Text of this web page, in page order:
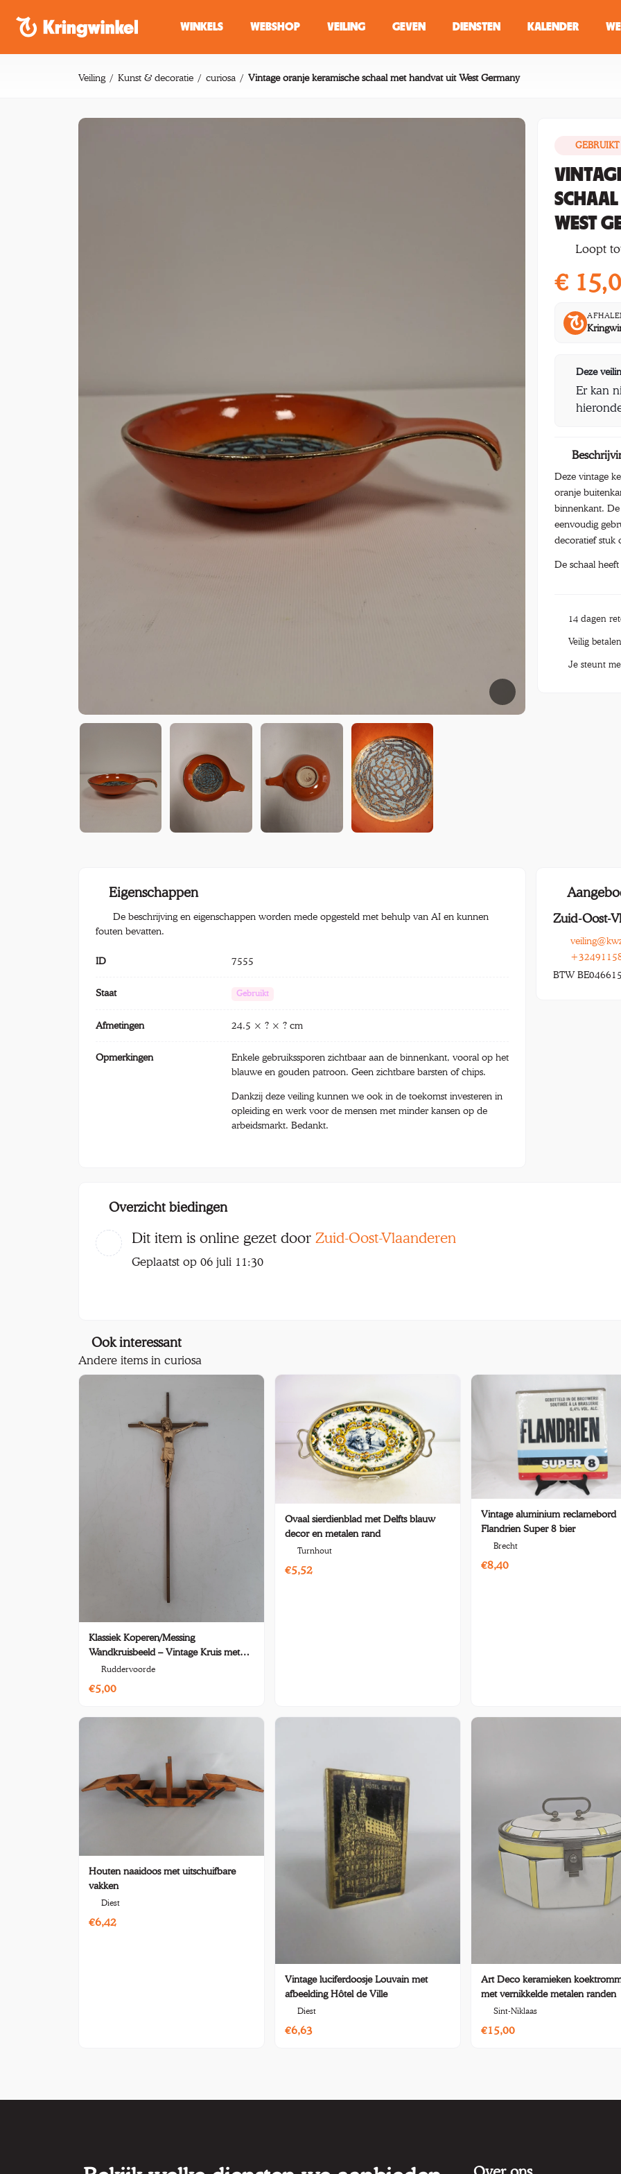
WINKELS
WEBSHOP VEILING GEVEN DIENSTEN KALENDER
ZOEKEN
Veiling Kunst & decoratie curiosa Vintage oranje keramische schaal met handvat uit West Germany
GEBRUIKT
WEST
Loopt
€
Deze
Er kan
Deze vintage
oranje
binnenkant.
eenvoudig
decoratief stuk
De schaal
14 dagen
Veilig betalen
Je steunt
Eigenschappen
De beschrijving en eigenschappen worden mede opgesteld met behulp van AI en kunnen
fouten bevatten.
ID 7555
Staat Gebruikt
Afmetingen 24.5 × ? × ? cm
Opmerkingen
Enkele gebruikssporen zichtbaar aan de binnenkant, vooral op het
blauwe en gouden patroon. Geen zichtbare barsten of chips.
Dankzij deze veiling kunnen we ook in de toekomst investeren in
opleiding en werk voor de mensen met minder kansen op de
arbeidsmarkt. Bedankt.
Zuid-Oost-
BTW
Overzicht biedingen
Dit item is online gezet door Zuid-Oost-Vlaanderen
Geplaatst op 06 juli 11:30
Ook interessant
Andere items in curiosa
Klassiek Koperen/Messing
Wandkruisbeeld – Vintage Kruis met
Christusfiguur
Ruddervoorde
€5,00
Ovaal sierdienblad met Delfts blauw
decor en metalen rand
Turnhout
€5,52
Vintage aluminium reclamebord
Flandrien Super 8 bier
Brecht
€8,40
Houten naaidoos met uitschuifbare
vakken
Diest
€6,42
Vintage luciferdoosje Louvain met
afbeelding Hôtel de Ville
Diest
€6,63
Art Deco keramieken
met vernikkelde metalen randen
Sint-Niklaas
€15,00